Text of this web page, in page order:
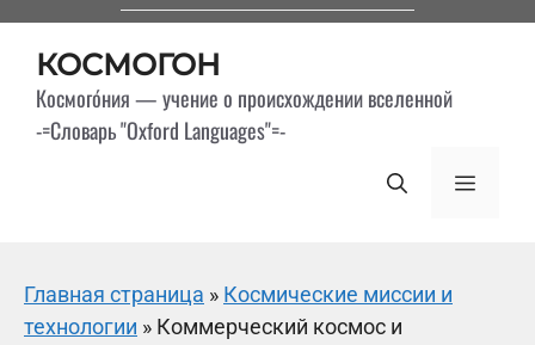
КОСМОГОН
Космого́ния — учение о происхождении вселенной
-=Словарь "Oxford Languages"=-
Меню
Главная страница » Космические миссии и
технологии » Коммерческий космос и